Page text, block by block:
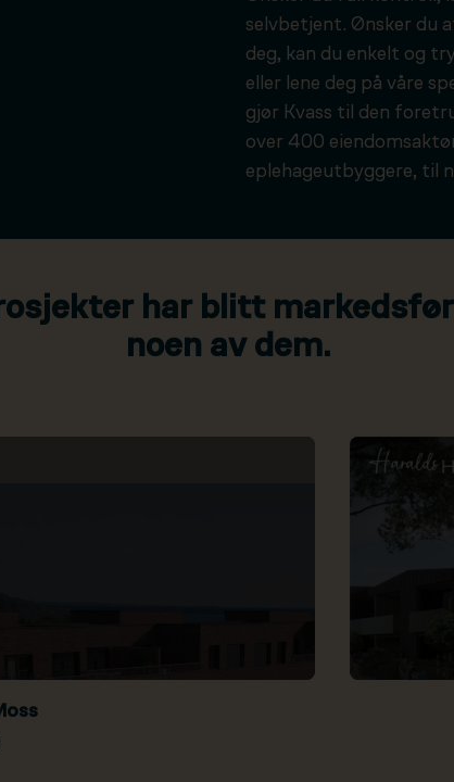
selvbetjent. Ønsker du
deg, kan du enkelt og
eller lene deg på våre
gjør Kvass til den
over 400
eplehageutbyggere, til
har blitt
noen av dem.